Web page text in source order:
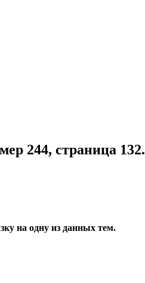
244, страница 132.
на одну из данных тем.